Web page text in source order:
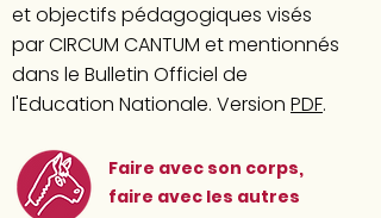
et objectifs pédagogiques visés
par CIRCUM CANTUM et mentionnés
dans le Bulletin Officiel de
l'Education Nationale. Version PDF.
Faire avec son corps,
faire avec les autres